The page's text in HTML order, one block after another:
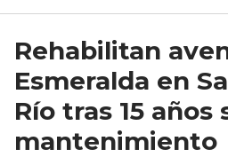
Rehabilitan
Esmeralda en
Río tras 15 años
mantenimiento